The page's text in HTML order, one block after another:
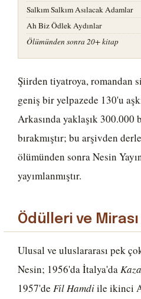
Salkım Salkım Asılacak Adamlar
Ah Biz Ödlek Aydınlar
Ölümünden sonra 20+ kitap
Şiirden tiyatroya, romandan
geniş bir yelpazede 130'u
Arkasında yaklaşık
bırakmıştır; bu arşivden
ölümünden sonra Nesin
yayımlanmıştır.
Ödülleri ve Mirası
Ulusal ve uluslararası pek
Nesin; 1956'da İtalya'da
1957'de Fil Hamdiile ikinci